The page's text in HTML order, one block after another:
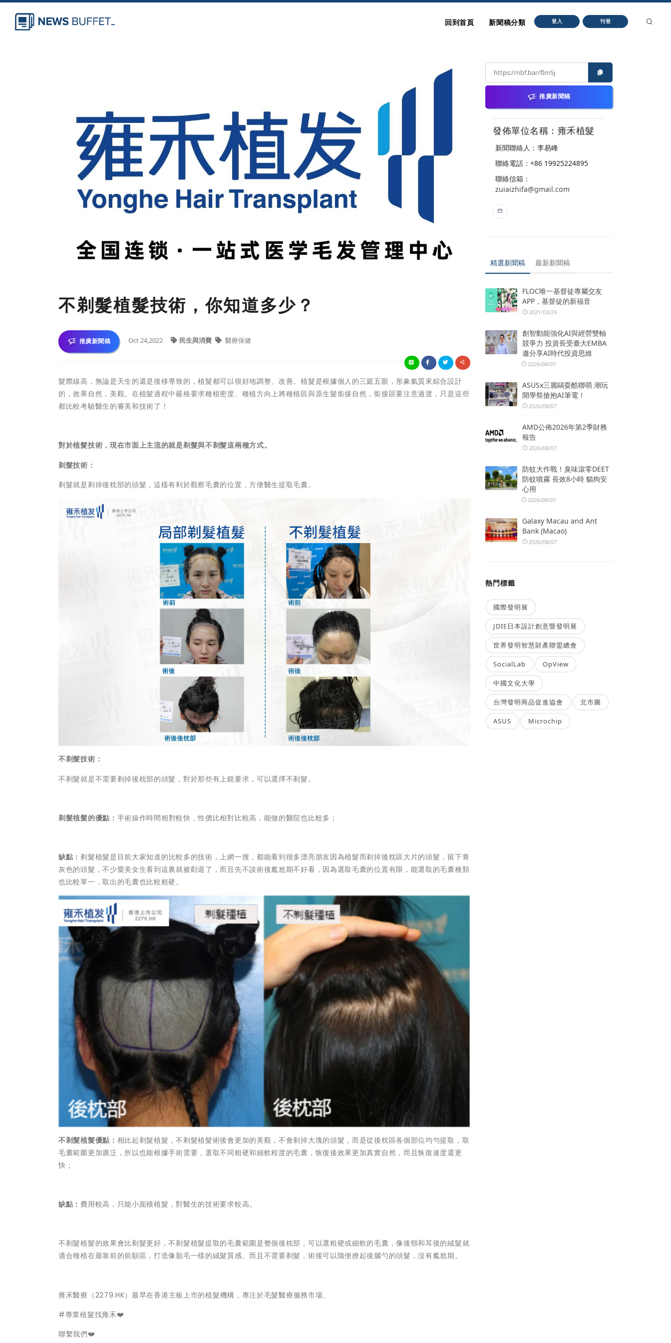
回到首頁 新聞稿分類 登入 刊登
不剃髮植髮技術，你知道多少？
推廣新聞稿 Oct 24,2022 民生與消費 醫療保健
髮際線高，無論是天生的還是後移導致的，植髮都可以很好地調整、改善。植髮是根據個人的三庭五眼，形象氣質來綜合設計
的，效果自然，美觀。在植髮過程中嚴格要求種植密度、種植方向上將種植區與原生髮銜接自然，銜接區要注意過渡，只是這些
都比較考驗醫生的審美和技術了！
對於植髮技術，現在市面上主流的就是剃髮與不剃髮這兩種方式。
剃髮技術：
剃髮就是剃掉後枕部的頭髮，這樣有利於觀察毛囊的位置，方便醫生提取毛囊。
不剃髮技術：
不剃髮就是不需要剃掉後枕部的頭髮，對於那些有上鏡要求，可以選擇不剃髮。
剃髮植髮的優點： 手術操作時間相對較快，性價比相對比較高，能做的醫院也比較多；
缺點：剃髮植髮是目前大家知道的比較多的技術，上網一搜，都能看到很多漂亮朋友因為植髮而剃掉後枕區大片的頭髮，留下青
灰色的頭髮，不少愛美女生看到這裏就被勸退了，而且先不談術後尷尬期不好看，因為選取毛囊的位置有限，能選取的毛囊種類
也比較單一，取出的毛囊也比較粗硬。
不剃髮植髮優點： 相比起剃髮植髮，不剃髮植髮術後會更加的美觀，不會剃掉大塊的頭髮，而是從後枕區各個部位均勻提取，取
毛囊範圍更加廣泛，所以也能根據手術需要，選取不同粗硬和細軟程度的毛囊，恢復後效果更加真實自然，而且恢復速度還更
快；
缺點： 費用較高，只能小面積植髮，對醫生的技術要求較高。
不剃髮植髮的效果會比剃髮更好，不剃髮植髮提取的毛囊範圍是整個後枕部，可以選粗硬或細軟的毛囊，像後頸和耳後的絨髮就
適合種植在最靠前的前額區，打造像胎毛一樣的絨髮質感。而且不需要剃髮，術後可以隨便撩起後腦勺的頭髮，沒有尷尬期。
雍禾醫療（2279.HK）最早在香港主板上市的植髮機構，專注於毛髮醫療服務市場。
#專業植髮找雍禾❤️
聯繫我們❤️
推廣新聞稿
發佈單位名稱：雍禾植髮
新聞聯絡人：李易峰
聯絡電話：+86 19925224895
聯絡信箱：
zuiaizhifa@gmail.com
精選新聞稿 最新新聞稿
FLOC唯一基督徒專屬交友
APP，基督徒的新福音
2021/03/29
創智動能強化AI與經營雙軸
競爭力 投資長受臺大EMBA
邀分享AI時代投資思維
2026/08/07
ASUSx三麗鷗耍酷聯萌 潮玩
開學祭搶抱AI筆電！
2026/08/07
AMD公佈2026年第2季財務
報告
2026/08/07
防蚊大作戰！臭味滾零DEET
防蚊噴霧 長效8小時 貓狗安
心用
2026/08/07
Galaxy Macau and Ant
Bank (Macao)
2026/08/07
熱門標籤
國際發明展
JDIE日本設計創意暨發明展
世界發明智慧財產聯盟總會
SocialLab OpView
中國文化大學
台灣發明商品促進協會 北市圖
ASUS Microchip